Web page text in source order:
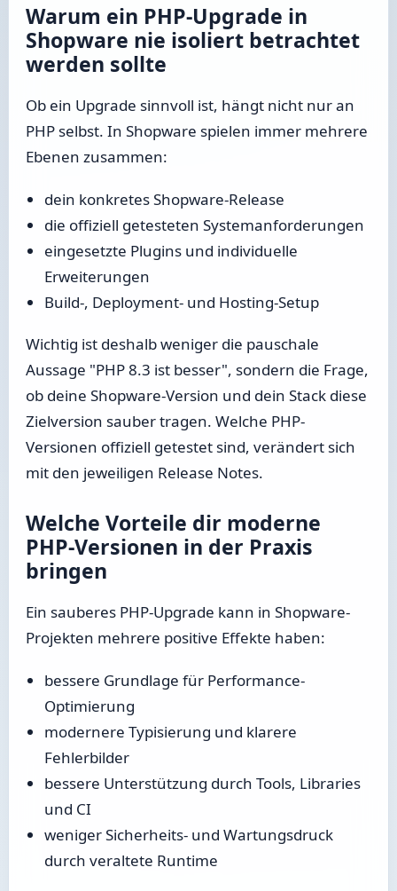
Warum ein PHP-Upgrade in
Shopware nie isoliert betrachtet
werden sollte
Ob ein Upgrade sinnvoll ist, hängt nicht nur an
PHP selbst. In Shopware spielen immer mehrere
Ebenen zusammen:
dein konkretes Shopware-Release
die offiziell getesteten Systemanforderungen
eingesetzte Plugins und individuelle
Erweiterungen
Build-, Deployment- und Hosting-Setup
Wichtig ist deshalb weniger die pauschale
Aussage "PHP 8.3 ist besser", sondern die Frage,
ob deine Shopware-Version und dein Stack diese
Zielversion sauber tragen. Welche PHP-
Versionen offiziell getestet sind, verändert sich
mit den jeweiligen Release Notes.
Welche Vorteile dir moderne
PHP-Versionen in der Praxis
bringen
Ein sauberes PHP-Upgrade kann in Shopware-
Projekten mehrere positive Effekte haben:
bessere Grundlage für Performance-
Optimierung
modernere Typisierung und klarere
Fehlerbilder
bessere Unterstützung durch Tools, Libraries
und CI
weniger Sicherheits- und Wartungsdruck
durch veraltete Runtime